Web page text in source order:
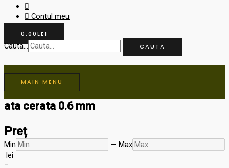
Contul meu
0.00 LEI
Cauta... CAUTA
MAIN MENU
ata cerata 0.6 mm
Preț
Min — Max
lei
–